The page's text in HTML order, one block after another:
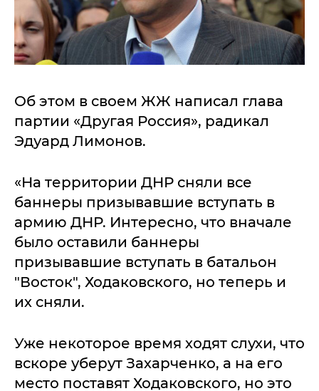
Об этом в своем ЖЖ написал глава
партии «Другая Россия», радикал
Эдуард Лимонов.
«На территории ДНР сняли все
баннеры призывавшие вступать в
армию ДНР. Интересно, что вначале
было оставили баннеры
призывавшие вступать в батальон
"Восток", Ходаковского, но теперь и
их сняли.
Уже некоторое время ходят слухи, что
вскоре уберут Захарченко, а на его
место поставят Ходаковского, но это